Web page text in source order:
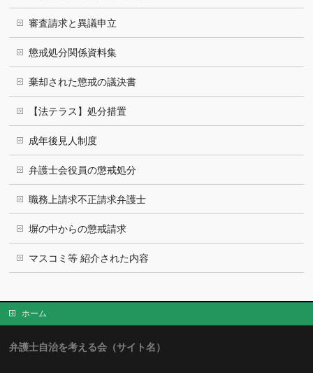
審査請求と異議申立
懲戒処分関係資料集
棄却された懲戒の議決書
【法テラス】処分措置
成年後見人制度
弁護士会役員の懲戒処分
職務上請求不正請求弁護士
塀の中からの懲戒請求
マスコミ等 紹介された内容
ホーム
弁護士自治を考える会（サイト名）